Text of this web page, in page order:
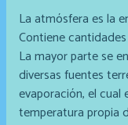
La atmósfera es la
Contiene
La mayor parte se
diversas fuentes
evaporación, el cual
temperatura propia